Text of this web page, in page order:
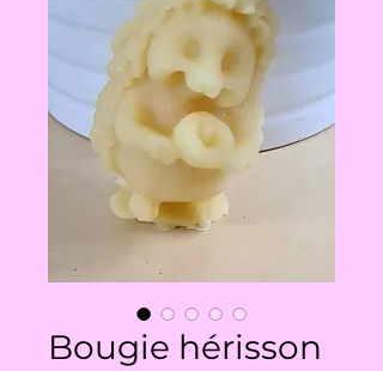
Bougie hérisson